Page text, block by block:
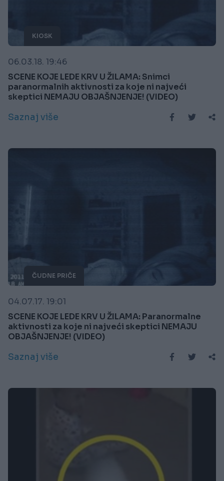
KIOSK
06.03.18. 19:46
SCENE KOJE LEDE KRV U ŽILAMA: Snimci
paranormalnih aktivnosti za koje ni najveći
skeptici NEMAJU OBJAŠNJENJE! (VIDEO)
Saznaj više
ČUDNE PRIČE
04.07.17. 19:01
SCENE KOJE LEDE KRV U ŽILAMA: Paranormalne
aktivnosti za koje ni najveći skeptici NEMAJU
OBJAŠNJENJE! (VIDEO)
Saznaj više